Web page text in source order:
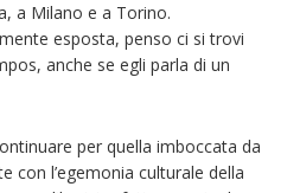
a Milano e a Torino.
esposta, penso ci si trovi
anche se egli parla di un
per quella imboccata da
con l’egemonia culturale della